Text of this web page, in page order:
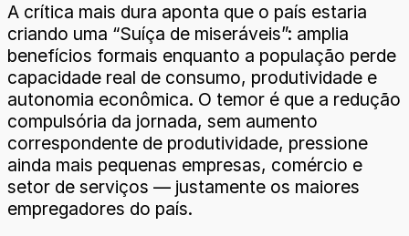
A crítica mais dura aponta que o país estaria
criando uma “Suíça de miseráveis”: amplia
benefícios formais enquanto a população perde
capacidade real de consumo, produtividade e
autonomia econômica. O temor é que a redução
compulsória da jornada, sem aumento
correspondente de produtividade, pressione
ainda mais pequenas empresas, comércio e
setor de serviços — justamente os maiores
empregadores do país.